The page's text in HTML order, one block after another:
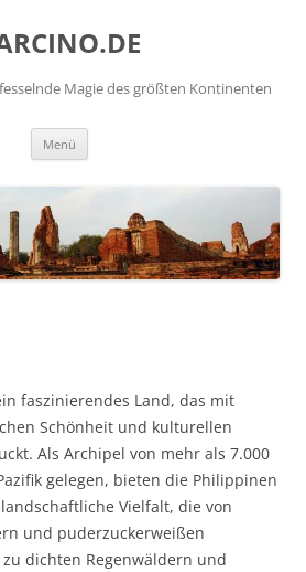
Magie des größten Kontinenten
Menü
faszinierendes Land, das mit
Schönheit und kulturellen
Als Archipel von mehr als 7.000
gelegen, bieten die Philippinen
Vielfalt, die von
und puderzuckerweißen
dichten Regenwäldern und